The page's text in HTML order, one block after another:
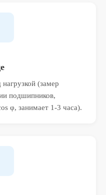
(замер
подшипников,
φ, занимает 1-3 часа).